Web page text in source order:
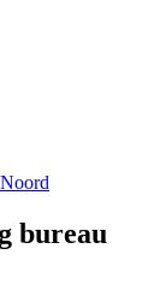
bureau